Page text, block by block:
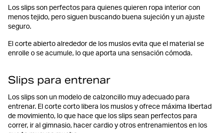
Los slips son perfectos para quienes quieren ropa interior con
menos tejido, pero siguen buscando buena sujeción y un ajuste
seguro.
El corte abierto alrededor de los muslos evita que el material se
enrolle o se acumule, lo que aporta una sensación cómoda.
Slips para entrenar
Los slips son un modelo de calzoncillo muy adecuado para
entrenar. El corte corto libera los muslos y ofrece máxima libertad
de movimiento, lo que hace que los slips sean perfectos para
correr, ir al gimnasio, hacer cardio y otros entrenamientos en los